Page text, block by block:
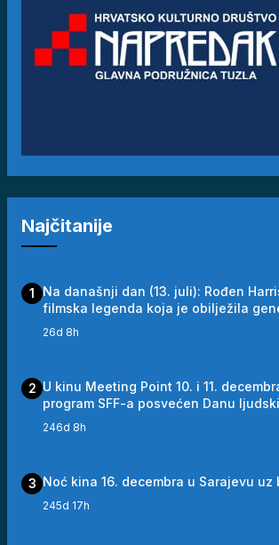
Najčitanije
1
Na današnji dan (13. juli): Rođen
filmska legenda koja je obilježila
26d 8h
2 U kinu Meeting Point 10. i 11.
program SFF-a posvećen Danu
246d 8h
3 Noć kina 16. decembra u Sarajevu
245d 17h